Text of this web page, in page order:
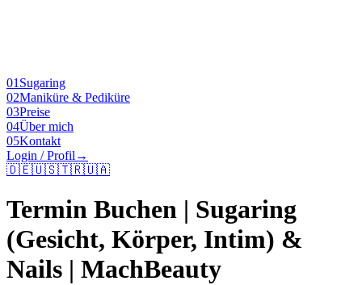
01 Sugaring
02Maniküre & Pediküre
03Preise
04Über mich
05Kontakt
Login / Profil →
🇩🇪🇺🇸🇹🇷🇺🇦
Termin Buchen | Sugaring
(Gesicht, Körper, Intim) &
Nails | MachBeauty